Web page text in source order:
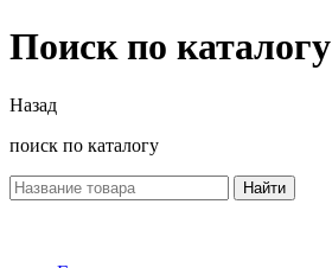
Поиск по каталогу
Назад
поиск по каталогу
Найти